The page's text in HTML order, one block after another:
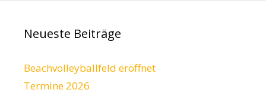
Neueste Beiträge
Beachvolleyballfeld eröffnet
Termine 2026